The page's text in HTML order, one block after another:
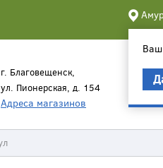
Ваш
г. Благовещенск,
ул. Пионерская, д. 154
Адреса магазинов